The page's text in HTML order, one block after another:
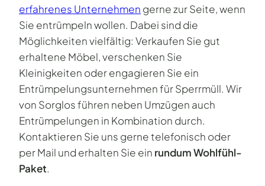
erfahrenes Unternehmen gerne zur Seite, wenn
Sie entrümpeln wollen. Dabei sind die
Möglichkeiten vielfältig: Verkaufen Sie gut
erhaltene Möbel, verschenken Sie
Kleinigkeiten oder engagieren Sie ein
Entrümpelungsunternehmen für Sperrmüll. Wir
von Sorglos führen neben Umzügen auch
Entrümpelungen in Kombination durch.
Kontaktieren Sie uns gerne telefonisch oder
per Mail und erhalten Sie ein rundum Wohlfühl-
Paket.